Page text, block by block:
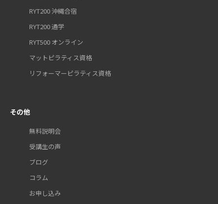
RYT200 沖縄合宿
RYT200 通学
RYT500 オンライン
マットピラティス資格
リフォーマーピラティス資格
その他
無料説明会
受講生の声
ブログ
コラム
お申し込み